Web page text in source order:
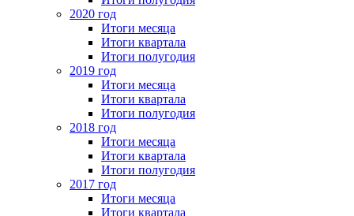
2020 год
Итоги месяца
Итоги квартала
Итоги полугодия
2019 год
Итоги месяца
Итоги квартала
Итоги полугодия
2018 год
Итоги месяца
Итоги квартала
Итоги полугодия
2017 год
Итоги месяца
Итоги квартала